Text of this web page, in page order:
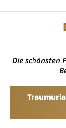
Die schönsten